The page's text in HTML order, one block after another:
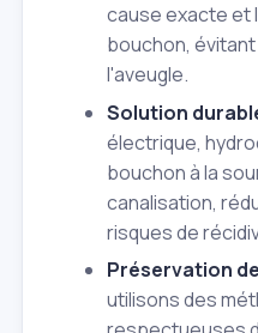
cause exacte et
bouchon,
l'aveugle.
Solution
électrique,
bouchon à la
canalisation,
risques de
Préservation
utilisons des